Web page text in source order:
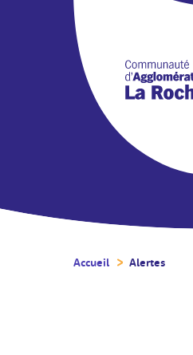
Accueil Alertes